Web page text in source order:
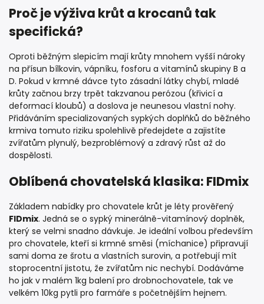
Proč je výživa krůt a krocanů tak
specifická?
Oproti běžným slepicím mají krůty mnohem vyšší nároky
na přísun bílkovin, vápníku, fosforu a vitamínů skupiny B a
D. Pokud v krmné dávce tyto zásadní látky chybí, mladé
krůty začnou brzy trpět takzvanou perózou (křivicí a
deformací kloubů) a doslova je neunesou vlastní nohy.
Přidáváním specializovaných sypkých doplňků do běžného
krmiva tomuto riziku spolehlivě předejdete a zajistíte
zvířatům plynulý, bezproblémový a zdravý růst až do
dospělosti.
Oblíbená chovatelská klasika: FIDmix
Základem nabídky pro chovatele krůt je léty prověřený
FIDmix. Jedná se o sypký minerálně-vitamínový doplněk,
který se velmi snadno dávkuje. Je ideální volbou především
pro chovatele, kteří si krmné směsi (míchanice) připravují
sami doma ze šrotu a vlastních surovin, a potřebují mít
stoprocentní jistotu, že zvířatům nic nechybí. Dodáváme
ho jak v malém 1kg balení pro drobnochovatele, tak ve
velkém 10kg pytli pro farmáře s početnějším hejnem.